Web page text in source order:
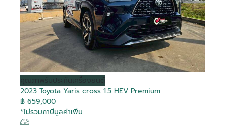
คุณภาพรับประกันเครื่องยนต์
2023 Toyota Yaris cross 1.5 HEV Premium
฿ 659,000
*ไม่รวมภาษีมูลค่าเพิ่ม